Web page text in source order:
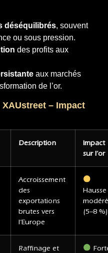
déséquilibrés, souvent
ou sous pression.
des profits aux
aux marchés
de l’or.
– Impact
Description
Impact
sur l’or
Accroissement
des
exportations
brutes vers
l’Europe
Hausse
(5–8 %)
Raffinage et